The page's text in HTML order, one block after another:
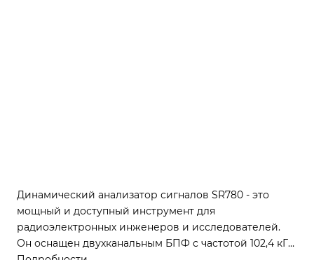
Динамический анализатор сигналов SR780 - это
мощный и доступный инструмент для
радиоэлектронных инженеров и исследователей.
Он оснащен двухканальным БПФ с частотой 102,4 кГц